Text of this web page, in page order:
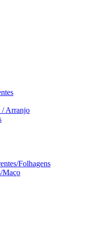
/ Arranjo
Folhagens
Maço